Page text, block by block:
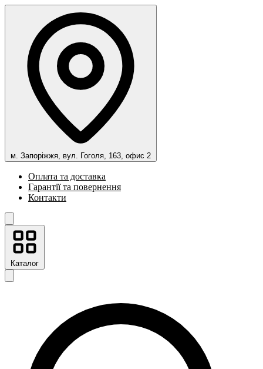
м. Запоріжжя, вул. Гоголя, 163, офис 2
Оплата та доставка
Гарантії та повернення
Контакти
Каталог